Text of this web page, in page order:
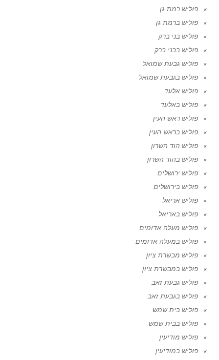
פוליש רמת גן
פוליש ברמת גן
פוליש בני ברק
פוליש בבני ברק
פוליש גבעת שמואל
פוליש בגבעת שמואל
פוליש אלעד
פוליש באלעד
פוליש ראש העין
פוליש בראש העין
פוליש הוד השרון
פוליש בהוד השרון
פוליש ירושלים
פוליש בירושלים
פוליש אריאל
פוליש באריאל
פוליש מעלה אדומים
פוליש במעלה אדומים
פוליש מבשרת ציון
פוליש במבשרת ציון
פוליש גבעת זאב
פוליש בגבעת זאב
פוליש בית שמש
פוליש בבית שמש
פוליש מודיעין
פוליש במודיעין